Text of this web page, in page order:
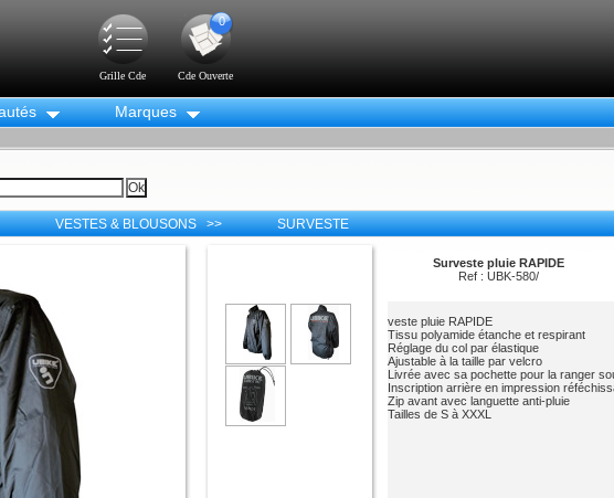
Grille Cde Cde Ouverte
0
Marques
VESTES & BLOUSONS >> SURVESTE
Surveste pluie RAPIDE
Ref : UBK-580/
veste pluie RAPIDE
Tissu polyamide étanche et respirant
Réglage du col par élastique
Ajustable à la taille par velcro
Livrée avec sa pochette pour la ranger
Inscription arrière en impression
Zip avant avec languette anti-pluie
Tailles de S à XXXL